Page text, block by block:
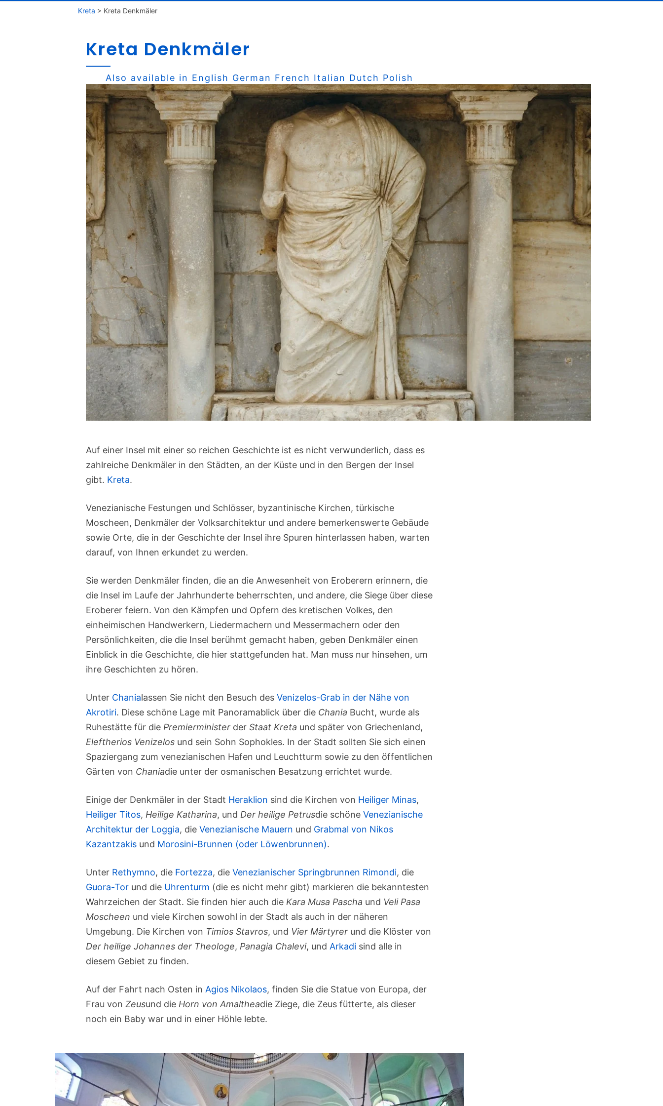
Kreta > Kreta Denkmäler
Kreta Denkmäler
Also available in English German French Italian Dutch Polish
Auf einer Insel mit einer so reichen Geschichte ist es nicht verwunderlich, dass es
zahlreiche Denkmäler in den Städten, an der Küste und in den Bergen der Insel
gibt. Kreta.
Venezianische Festungen und Schlösser, byzantinische Kirchen, türkische
Moscheen, Denkmäler der Volksarchitektur und andere bemerkenswerte Gebäude
sowie Orte, die in der Geschichte der Insel ihre Spuren hinterlassen haben, warten
darauf, von Ihnen erkundet zu werden.
Sie werden Denkmäler finden, die an die Anwesenheit von Eroberern erinnern, die
die Insel im Laufe der Jahrhunderte beherrschten, und andere, die Siege über diese
Eroberer feiern. Von den Kämpfen und Opfern des kretischen Volkes, den
einheimischen Handwerkern, Liedermachern und Messermachern oder den
Persönlichkeiten, die die Insel berühmt gemacht haben, geben Denkmäler einen
Einblick in die Geschichte, die hier stattgefunden hat. Man muss nur hinsehen, um
ihre Geschichten zu hören.
Unter Chanialassen Sie nicht den Besuch des Venizelos-Grab in der Nähe von
Akrotiri. Diese schöne Lage mit Panoramablick über die Chania Bucht, wurde als
Ruhestätte für die Premierminister der Staat Kreta und später von Griechenland,
Eleftherios Venizelos und sein Sohn Sophokles. In der Stadt sollten Sie sich einen
Spaziergang zum venezianischen Hafen und Leuchtturm sowie zu den öffentlichen
Gärten von Chaniadie unter der osmanischen Besatzung errichtet wurde.
Einige der Denkmäler in der Stadt Heraklion sind die Kirchen von Heiliger Minas,
Heiliger Titos, Heilige Katharina, und Der heilige Petrusdie schöne Venezianische
Architektur der Loggia, die Venezianische Mauern und Grabmal von Nikos
Kazantzakis und Morosini-Brunnen (oder Löwenbrunnen).
Unter Rethymno, die Fortezza, die Venezianischer Springbrunnen Rimondi, die
Guora-Tor und die Uhrenturm (die es nicht mehr gibt) markieren die bekanntesten
Wahrzeichen der Stadt. Sie finden hier auch die Kara Musa Pascha und Veli Pasa
Moscheen und viele Kirchen sowohl in der Stadt als auch in der näheren
Umgebung. Die Kirchen von Timios Stavros, und Vier Märtyrer und die Klöster von
Der heilige Johannes der Theologe, Panagia Chalevi, und Arkadi sind alle in
diesem Gebiet zu finden.
Auf der Fahrt nach Osten in Agios Nikolaos, finden Sie die Statue von Europa, der
Frau von Zeusund die Horn von Amaltheadie Ziege, die Zeus fütterte, als dieser
noch ein Baby war und in einer Höhle lebte.